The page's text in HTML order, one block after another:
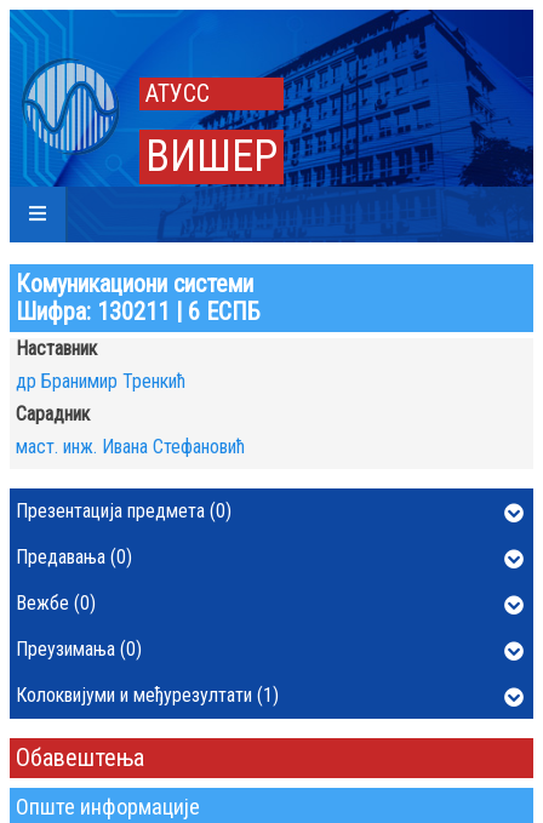
АТУСС
ВИШЕР
Комуникациони системи
Шифра: 130211 | 6 ЕСПБ
Опште информације
Наставник
др Бранимир Тренкић
Сарадник
маст. инж. Ивана Стефановић
Презентација предмета (0)
Предавања (0)
Вежбе (0)
Преузимања (0)
Колоквијуми и међурезултати (1)
Обавештења